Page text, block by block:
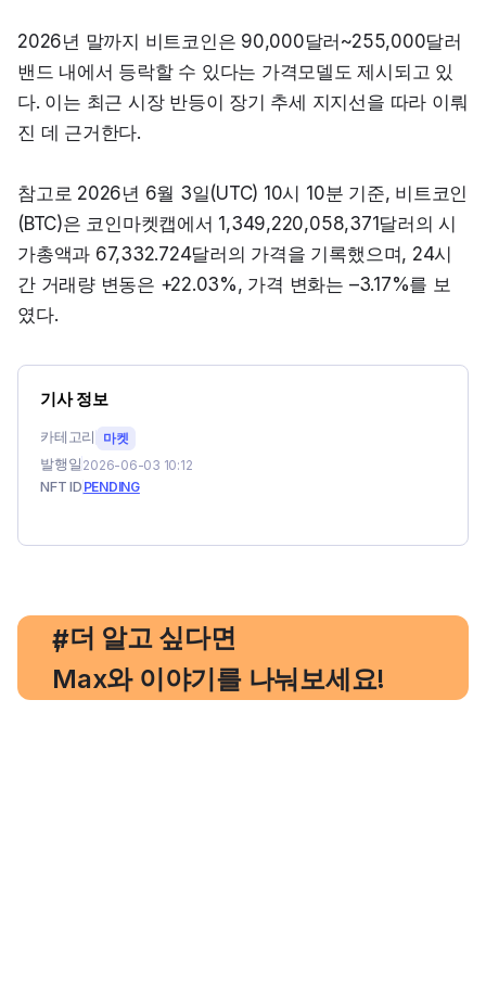
2026년 말까지 비트코인은 90,000달러~255,000달러
밴드 내에서 등락할 수 있다는 가격모델도 제시되고 있
다. 이는 최근 시장 반등이 장기 추세 지지선을 따라 이뤄
진 데 근거한다.
참고로 2026년 6월 3일(UTC) 10시 10분 기준, 비트코인
(BTC)은 코인마켓캡에서 1,349,220,058,371달러의 시
가총액과 67,332.724달러의 가격을 기록했으며, 24시
간 거래량 변동은 +22.03%, 가격 변화는 –3.17%를 보
였다.
기사 정보
카테고리 마켓
발행일 2026-06-03 10:12
NFT ID PENDING
#
, 더 알고 싶다면
Max와 이야기를 나눠보세요!